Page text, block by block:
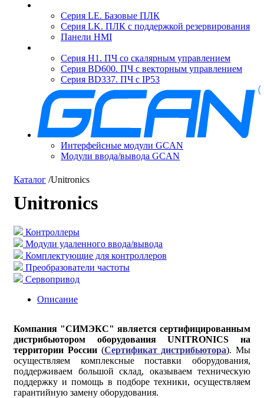
Серия LE. Базовые ПЛК
Серия LK. ПЛК с поддержкой резервирования
Панели HMI
Серия H1. ПЧ со скалярным управлением
Серия BD600. ПЧ с векторным управлением
Серия BD337. ПЧ с IP53
Интерфейсные модули GCAN
Модули ввода/вывода GCAN
Каталог /Unitronics
Unitronics
Контроллеры
Модули удаленного ввода/вывода
Комплектующие для контроллеров
Преобразователи частоты
Сервопривод
Описание
Компания "СИМЭКС" является сертифицированным
дистрибьютором оборудования UNITRONICS на
территории России(Сертификат дистрибьютора). Мы
осуществляем комплексные поставки оборудования,
поддерживаем большой склад, оказываем техническую
поддержку и помощь в подборе техники, осуществляем
гарантийную замену оборудования.